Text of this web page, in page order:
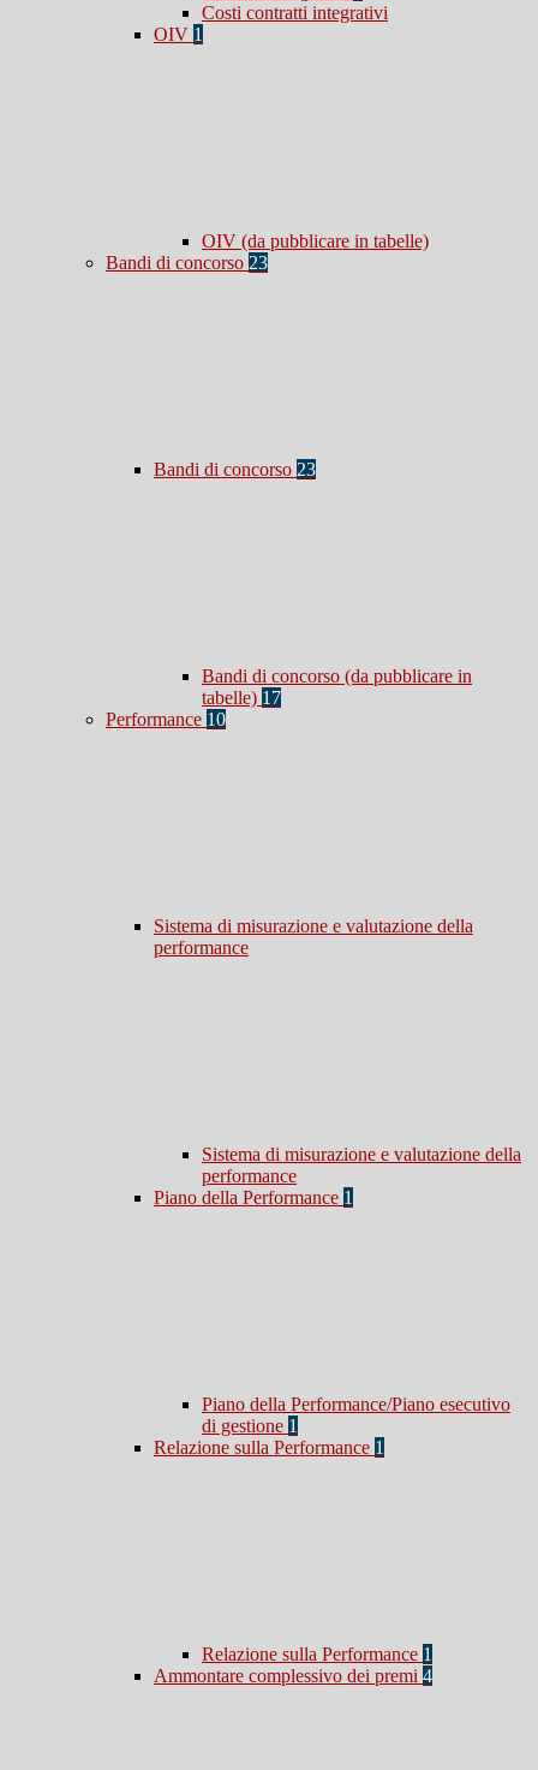
Costi contratti integrativi
OIV 1
OIV (da pubblicare in tabelle)
Bandi di concorso 23
Bandi di concorso 23
Bandi di concorso (da pubblicare in
tabelle) 17
Performance 10
Sistema di misurazione e valutazione della
performance
Sistema di misurazione e valutazione della
performance
Piano della Performance 1
Piano della Performance/Piano esecutivo
di gestione 1
Relazione sulla Performance 1
Relazione sulla Performance 1
Ammontare complessivo dei premi 4